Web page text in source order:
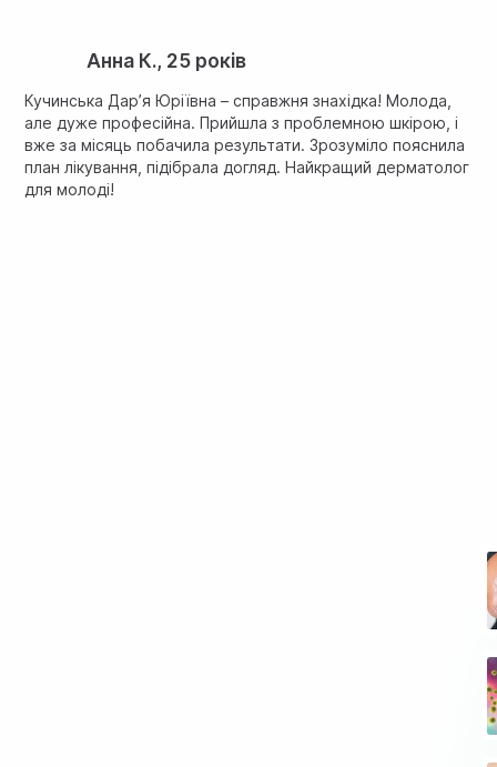
Анна К., 25 років
Кучинська Дар’я Юріївна – справжня знахідка! Молода,
але дуже професійна. Прийшла з проблемною шкірою, і
вже за місяць побачила результати. Зрозуміло пояснила
план лікування, підібрала догляд. Найкращий дерматолог
для молоді!